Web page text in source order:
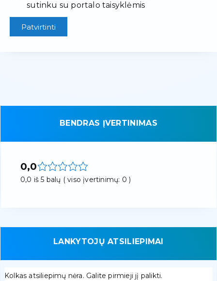
sutinku su portalo taisyklėmis
Patvirtinti
BENDRAS ĮVERTINIMAS
0,0
0,0 iš 5 balų ( viso įvertinimų: 0 )
LANKYTOJŲ ATSILIEPIMAI
Kolkas atsiliepimų nėra. Galite pirmieji jį palikti.